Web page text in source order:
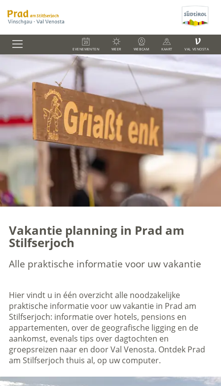
EVENEMENTEN WEER WEBCAM KAART
V
VAL VENOSTA
Vakantie planning in Prad am
Stilfserjoch
Alle praktische informatie voor uw vakantie
Hier vindt u in één overzicht alle noodzakelijke
praktische informatie voor uw vakantie in Prad am
Stilfserjoch: informatie over hotels, pensions en
appartementen, over de geografische ligging en de
aankomst, evenals tips over dagtochten en
groepsreizen naar en door Val Venosta. Ontdek Prad
am Stilfserjoch thuis al, op uw computer.